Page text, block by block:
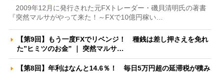
2009年12月に発行された元FXトレーダー・磯貝清明氏の著書
『突然マルサがやって来た！～FXで10億円稼い…
【第9回】もう一度FXでリベンジ！ 種銭は差し押さえを免れ
た”ヒミツのお金” ｜ 突然マルサ…
【第8回】年利はなんと14.6％！ 毎日5万円超の延滞税が積み